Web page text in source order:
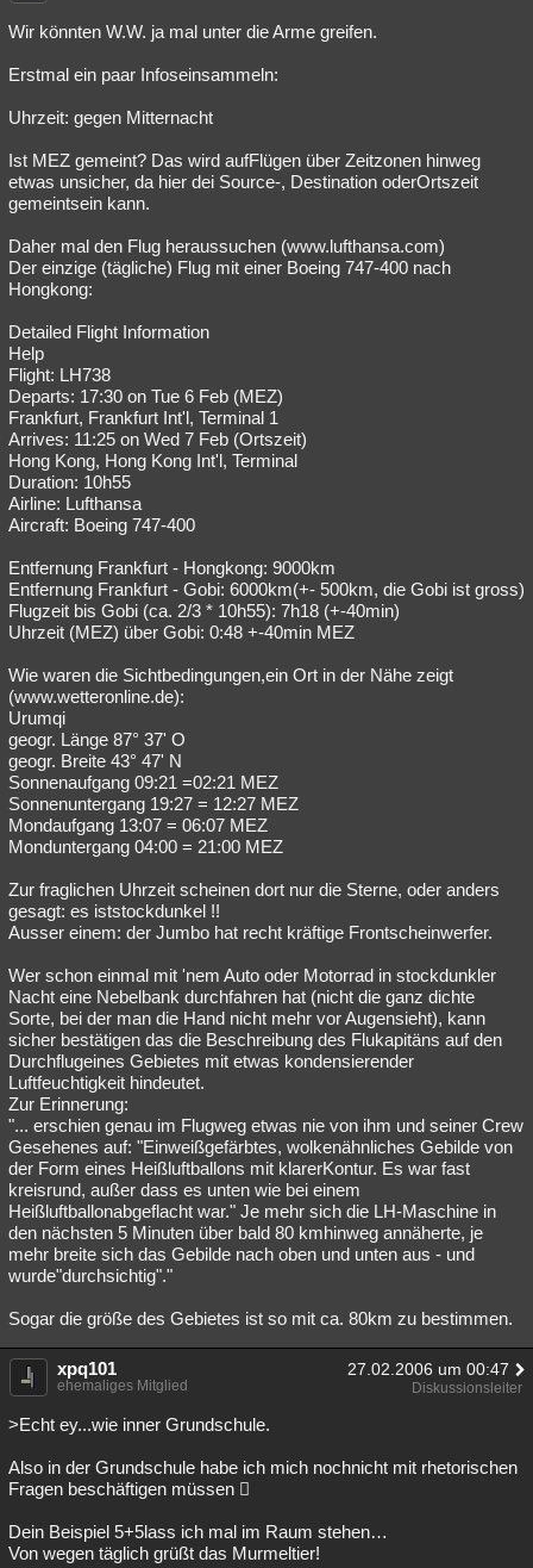
Wir könnten W.W. ja mal unter die Arme greifen.
Erstmal ein paar Infoseinsammeln:
Uhrzeit: gegen Mitternacht
Ist MEZ gemeint? Das wird aufFlügen über Zeitzonen hinweg
etwas unsicher, da hier dei Source-, Destination oderOrtszeit
gemeintsein kann.
Daher mal den Flug heraussuchen (www.lufthansa.com)
Der einzige (tägliche) Flug mit einer Boeing 747-400 nach
Hongkong:
Detailed Flight Information
Help
Flight: LH738
Departs: 17:30 on Tue 6 Feb (MEZ)
Frankfurt, Frankfurt Int'l, Terminal 1
Arrives: 11:25 on Wed 7 Feb (Ortszeit)
Hong Kong, Hong Kong Int'l, Terminal
Duration: 10h55
Airline: Lufthansa
Aircraft: Boeing 747-400
Entfernung Frankfurt - Hongkong: 9000km
Entfernung Frankfurt - Gobi: 6000km(+- 500km, die Gobi ist gross)
Flugzeit bis Gobi (ca. 2/3 * 10h55): 7h18 (+-40min)
Uhrzeit (MEZ) über Gobi: 0:48 +-40min MEZ
Wie waren die Sichtbedingungen,ein Ort in der Nähe zeigt
(www.wetteronline.de):
Urumqi
geogr. Länge 87° 37' O
geogr. Breite 43° 47' N
Sonnenaufgang 09:21 =02:21 MEZ
Sonnenuntergang 19:27 = 12:27 MEZ
Mondaufgang 13:07 = 06:07 MEZ
Monduntergang 04:00 = 21:00 MEZ
Zur fraglichen Uhrzeit scheinen dort nur die Sterne, oder anders
gesagt: es iststockdunkel !!
Ausser einem: der Jumbo hat recht kräftige Frontscheinwerfer.
Wer schon einmal mit 'nem Auto oder Motorrad in stockdunkler
Nacht eine Nebelbank durchfahren hat (nicht die ganz dichte
Sorte, bei der man die Hand nicht mehr vor Augensieht), kann
sicher bestätigen das die Beschreibung des Flukapitäns auf den
Durchflugeines Gebietes mit etwas kondensierender
Luftfeuchtigkeit hindeutet.
Zur Erinnerung:
"... erschien genau im Flugweg etwas nie von ihm und seiner Crew
Gesehenes auf: "Einweißgefärbtes, wolkenähnliches Gebilde von
der Form eines Heißluftballons mit klarerKontur. Es war fast
kreisrund, außer dass es unten wie bei einem
Heißluftballonabgeflacht war." Je mehr sich die LH-Maschine in
den nächsten 5 Minuten über bald 80 kmhinweg annäherte, je
mehr breite sich das Gebilde nach oben und unten aus - und
wurde"durchsichtig"."
Sogar die größe des Gebietes ist so mit ca. 80km zu bestimmen.
xpq101 27.02.2006 um 00:47
ehemaliges Mitglied Diskussionsleiter
>Echt ey...wie inner Grundschule.
Also in der Grundschule habe ich mich nochnicht mit rhetorischen
Fragen beschäftigen müssen 
Dein Beispiel 5+5lass ich mal im Raum stehen…
Von wegen täglich grüßt das Murmeltier!